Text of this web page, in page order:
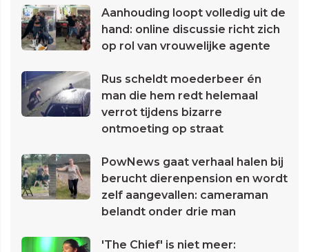
Aanhouding loopt volledig uit de
hand: online discussie richt zich
op rol van vrouwelijke agente
Rus scheldt moederbeer én
man die hem redt helemaal
verrot tijdens bizarre
ontmoeting op straat
PowNews gaat verhaal halen bij
berucht dierenpension en wordt
zelf aangevallen: cameraman
belandt onder drie man
'The Chief' is niet meer: